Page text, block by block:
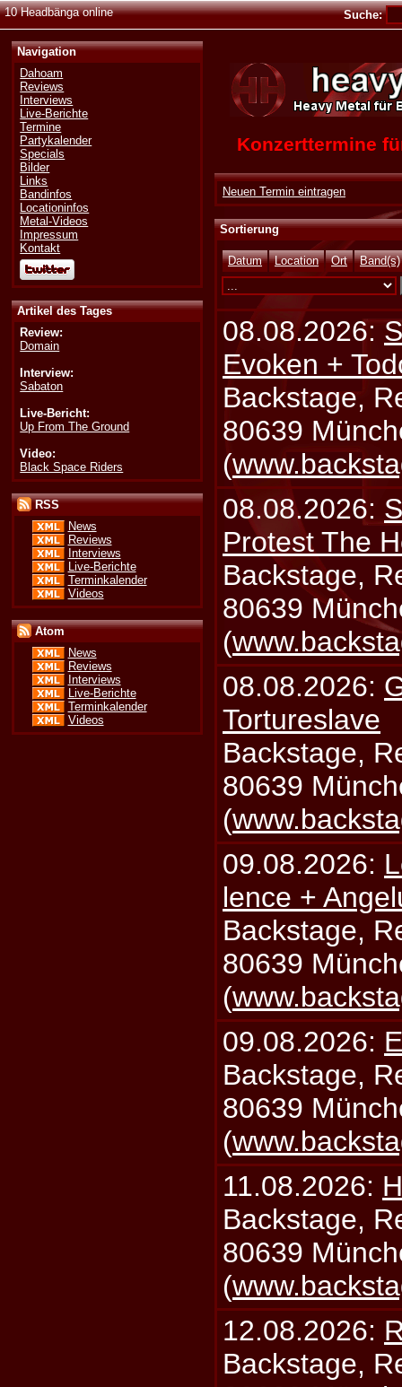
10 Headbänga online Suche:
Navigation
Dahoam
Reviews
Interviews
Live-Berichte
Termine
Partykalender
Specials
Bilder
Links
Bandinfos
Locationinfos
Metal-Videos
Impressum
Kontakt
Artikel des Tages
Review:
Domain
Interview:
Sabaton
Live-Bericht:
Up From The Ground
Video:
Black Space Riders
RSS
News
Reviews
Interviews
Live-Berichte
Terminkalender
Videos
Atom
News
Reviews
Interviews
Live-Berichte
Terminkalender
Videos
Konzerttermine
Neuen Termin eintragen
Sortierung
Datum Location Ort Band(s)
08.08.2026:
Evoken +
Backstage,
80639
(
08.08.2026:
Protest The
Backstage,
80639
(
08.08.2026:
Tortureslave
Backstage,
80639
(
09.08.2026:
lence +
Backstage,
80639
(
09.08.2026:
Backstage,
80639
(
11.08.2026:
Backstage,
80639
(
12.08.2026:
Backstage,